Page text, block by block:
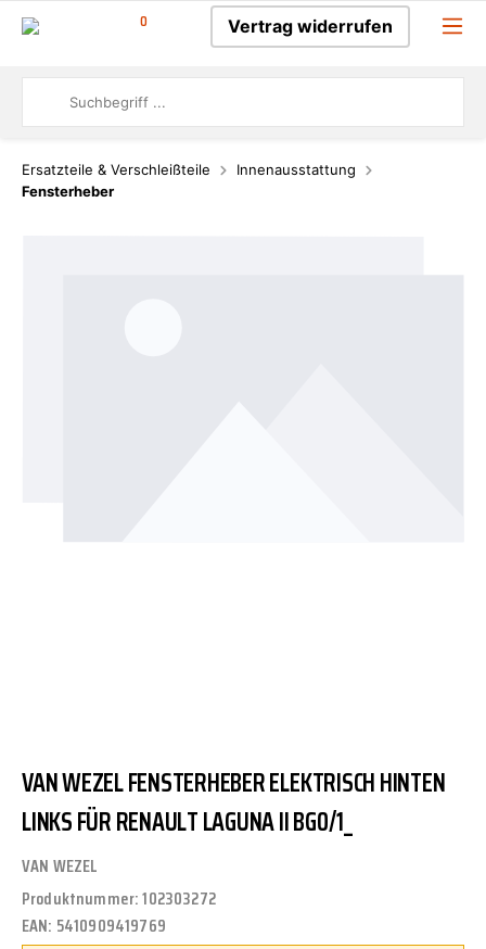
0 Vertrag widerrufen
Ersatzteile & Verschleißteile
Innenausstattung
Fensterheber
VAN WEZEL FENSTERHEBER ELEKTRISCH HINTEN
LINKS FÜR RENAULT LAGUNA II BG0/1_
VAN WEZEL
Produktnummer:102303272
EAN: 5410909419769